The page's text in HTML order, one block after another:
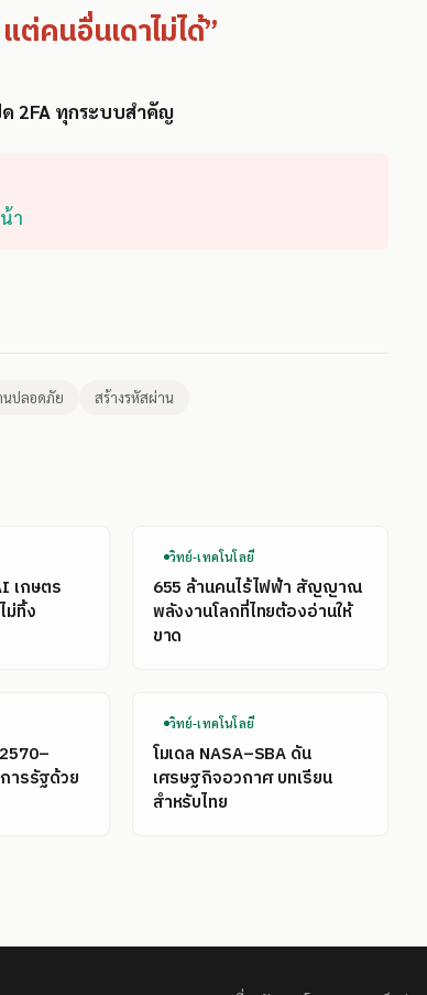
คนอื่นเดาไม่ได้”
2FA ทุกระบบสำคัญ
า
นปลอดภัย สร้างรหัสผ่าน
เกษตร
ม่ทิ้ง
วิทย์-เทคโนโลยี
655 ล้านคนไร้ไฟฟ้า สัญญาณ
พลังงานโลกที่ไทยต้องอ่านให้
ขาด
ารรัฐด้วย
วิทย์-เทคโนโลยี
โมเดล NASA–SBA ดัน
เศรษฐกิจอวกาศ บทเรียน
สำหรับไทย